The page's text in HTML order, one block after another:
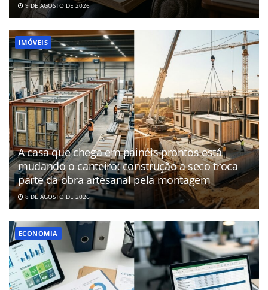
9 DE AGOSTO DE 2026
IMÓVEIS
A casa que chega em painéis prontos está
mudando o canteiro: construção a seco troca
parte da obra artesanal pela montagem
8 DE AGOSTO DE 2026
ECONOMIA